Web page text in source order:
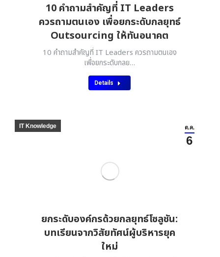
10 คำถามสำคัญที่ IT Leaders
ควรถามตนเอง เพื่อยกระดับกลยุทธ์
Outsourcing ให้ทันอนาคต
10 คำถามสำคัญที่ IT Leaders ควรถามตนเอง
เพื่อยกระดับกลย…
Details
ต.ค.
6
IT Knowledge
ยกระดับองค์กรด้วยกลยุทธ์โซลูชัน:
บทเรียนจากวิสัยทัศน์ผู้บริหารยุค
ใหม่